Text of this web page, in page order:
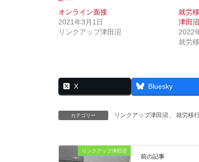
オンライン面接
2021年3月1日
リンクアップ津田沼
就労
津田沼
2022
就労
X Bluesky
カテゴリー リンクアップ津田沼 、 就労移
リンクアップ津田沼
前の記事